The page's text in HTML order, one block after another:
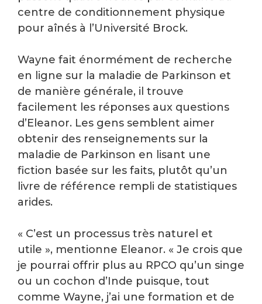
centre de conditionnement physique
pour aînés à l’Université Brock.
Wayne fait énormément de recherche
en ligne sur la maladie de Parkinson et
de manière générale, il trouve
facilement les réponses aux questions
d’Eleanor. Les gens semblent aimer
obtenir des renseignements sur la
maladie de Parkinson en lisant une
fiction basée sur les faits, plutôt qu’un
livre de référence rempli de statistiques
arides.
« C’est un processus très naturel et
utile », mentionne Eleanor. « Je crois que
je pourrai offrir plus au RPCO qu’un singe
ou un cochon d’Inde puisque, tout
comme Wayne, j’ai une formation et de